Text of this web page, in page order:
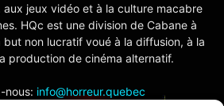
jeux vidéo et à la culture macabre
HQc est une division de Cabane à
but non lucratif voué à la diffusion, à la
production de cinéma alternatif.
nous: info@horreur.quebec